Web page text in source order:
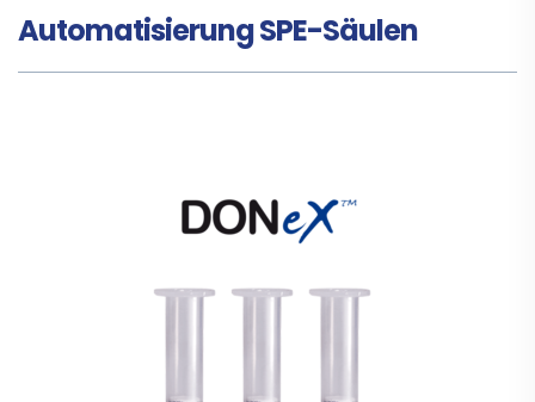
Automatisierung SPE-Säulen